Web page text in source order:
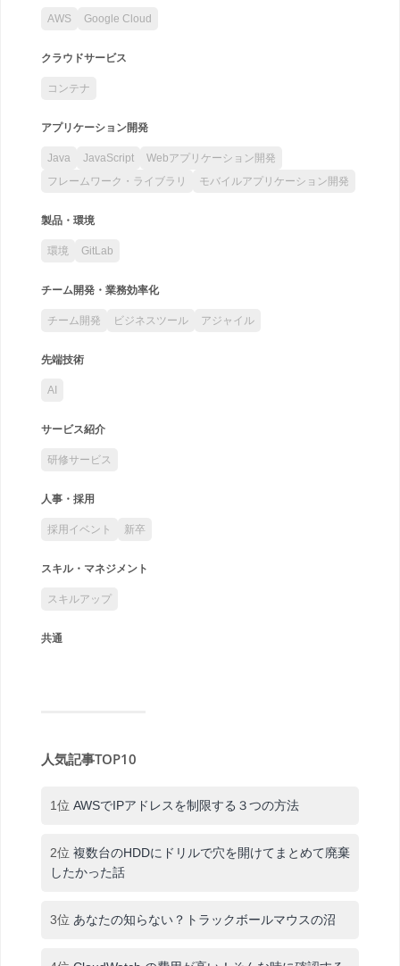
AWS Google Cloud
クラウドサービス
コンテナ
アプリケーション開発
Java JavaScript
Webアプリケーション開発
フレームワーク・ライブラリ
モバイルアプリケーション開発
製品・環境
環境 GitLab
チーム開発・業務効率化
チーム開発 ビジネスツール アジャイル
先端技術
AI
サービス紹介
研修サービス
人事・採用
採用イベント 新卒
スキル・マネジメント
スキルアップ
共通
人気記事TOP10
1位 AWSでIPアドレスを制限する３つの方法
2位 複数台のHDDにドリルで穴を開けてまとめて廃棄
したかった話
3位 あなたの知らない？トラックボールマウスの沼